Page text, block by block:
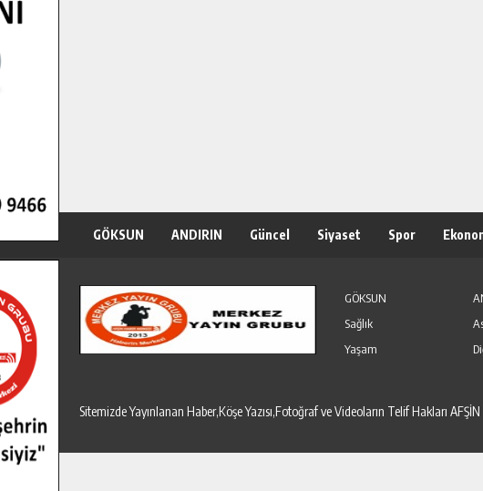
GÖKSUN ANDIRIN Güncel Siyaset Spor
GÖKSUN
Sağlık
Yaşam
Sitemizde Yayınlanan Haber,Köşe Yazısı,Fotoğraf ve Videoların Telif Hakları